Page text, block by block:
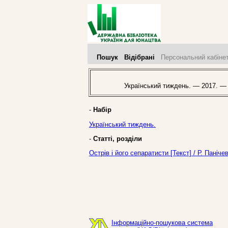
Пошук Відібрані Персональний
Український тиждень. — 2017.
- Набір
Український тиждень.
- Статті, розділи
Острів і його сепаратисти [Текст] / Р.
Інформаційно-пошукова система